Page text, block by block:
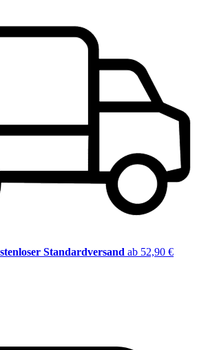
Standardversand ab 52,90 €